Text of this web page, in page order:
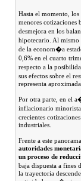
Hasta el momento,
menores
desmejora en los
hipotecario. Al
de la econom�a
0,6% en el cuarto
respecto a la
sus efectos sobre el
representa
Por otra parte, en el
inflacionario
crecientes
industriales.
Frente a este
autoridades
un proceso de
baja dispuesta a fines
la trayectoria